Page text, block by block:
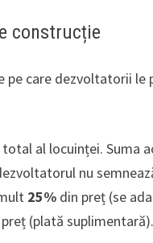
construcție
pe care dezvoltatorii
al locuinței. Suma
nu
25% din preț (se
(plată suplimentară).